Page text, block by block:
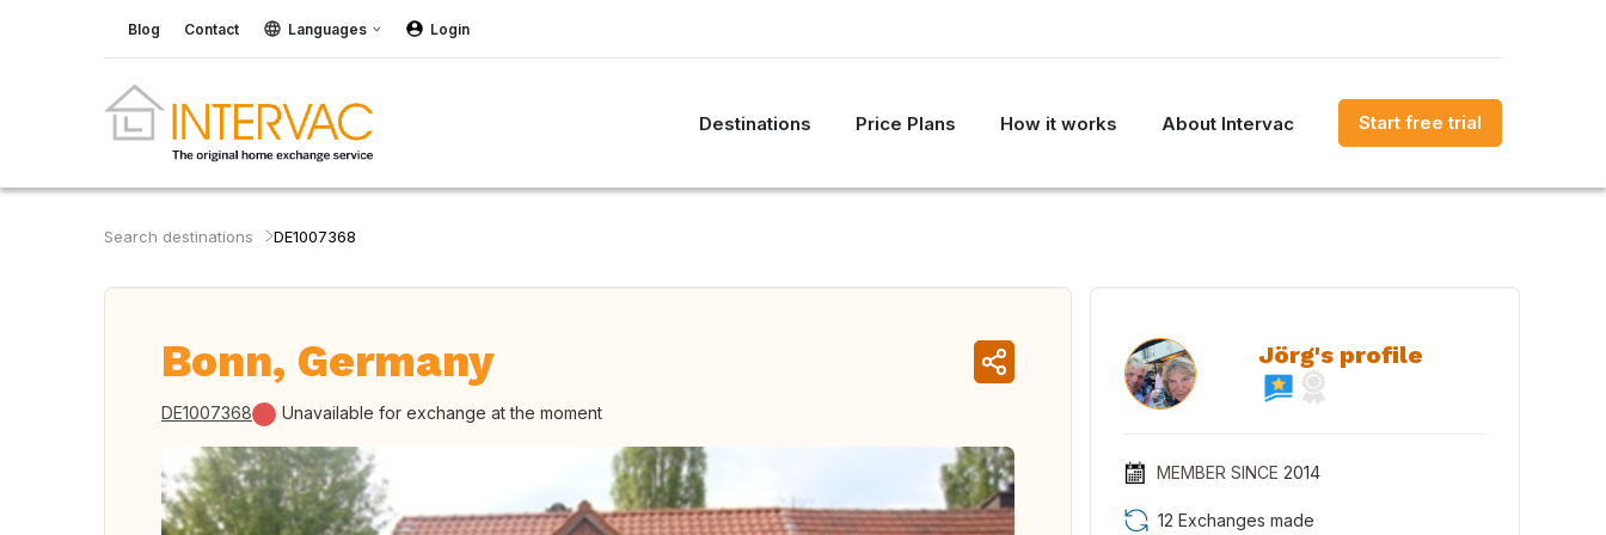
Blog Contact Languages Login
Destinations Price Plans How it works About Intervac Start free trial
Search destinations DE1007368
Bonn, Germany
DE1007368 Unavailable for exchange at the moment
Jörg's profile
MEMBER SINCE 2014
12 Exchanges made